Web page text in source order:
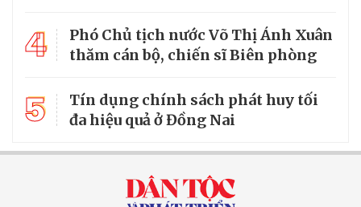
4
Phó Chủ tịch nước Võ Thị Ánh Xuân
thăm cán bộ, chiến sĩ Biên phòng
5
Tín dụng chính sách phát huy tối
đa hiệu quả ở Đồng Nai